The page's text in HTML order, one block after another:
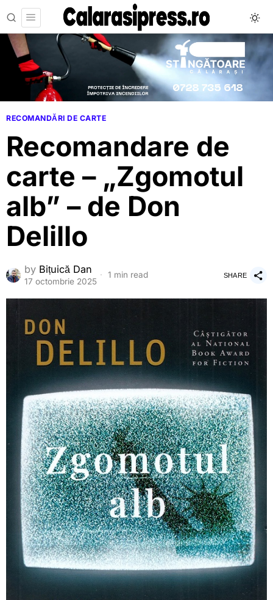
RECOMANDĂRI DE CARTE
Recomandare de
carte – „Zgomotul
alb” – de Don
Delillo
by Bițuică Dan
17 octombrie 2025
1 min read SHARE